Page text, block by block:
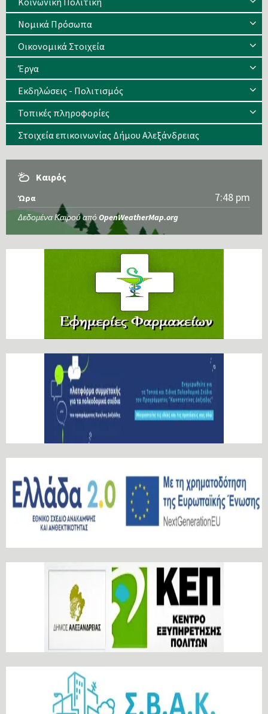
Νομικά Πρόσωπα
Οικονομικά Στοιχεία
Έργα
Εκδηλώσεις - Πολιτισμός
Τοπικές πληροφορίες
Στοιχεία επικοινωνίας Δήμου Αλεξάνδρειας
Καιρός
Ώρα 7:48 pm
Δεδομένα Καιρού από OpenWeatherMap.org